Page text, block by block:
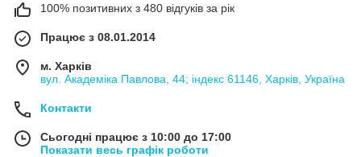
100% позитивних з 480 відгуків за рік
Працює з 08.01.2014
м. Харків
вул. Академіка Павлова, 44; індекс 61146, Харків, Україна
Контакти
Сьогодні працює з 10:00 до 17:00
Показати весь графік роботи